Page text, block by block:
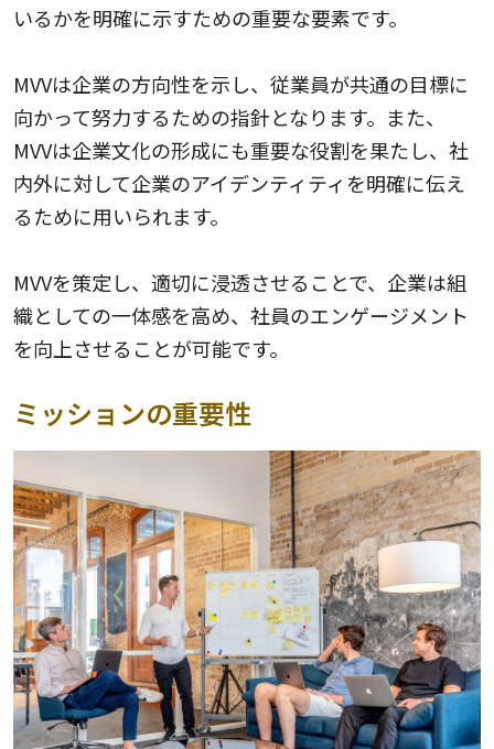
いるかを明確に示すための重要な要素です。
MVVは企業の方向性を示し、従業員が共通の目標に
向かって努力するための指針となります。また、
MVVは企業文化の形成にも重要な役割を果たし、社
内外に対して企業のアイデンティティを明確に伝え
るために用いられます。
MVVを策定し、適切に浸透させることで、企業は組
織としての一体感を高め、社員のエンゲージメント
を向上させることが可能です。
ミッションの重要性